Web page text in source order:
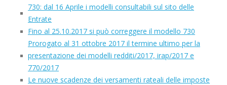
730: dal 16 Aprile i modelli consultabili sul sito delle
Entrate
Fino al 25.10.2017 si può correggere il modello 730
Prorogato al 31 ottobre 2017 il termine ultimo per la
presentazione dei modelli redditi/2017, irap/2017 e
770/2017
Le nuove scadenze dei versamenti rateali delle imposte